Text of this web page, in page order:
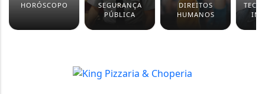
HORÓSCOPO
SEGURANÇA
PÚBLICA
DIREITOS
HUMANOS